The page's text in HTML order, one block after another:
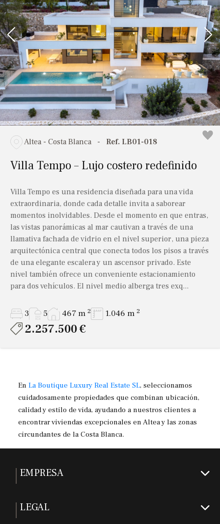
Altea - Costa Blanca - Ref. LB01-018
Villa Tempo – Lujo costero redefinido
Villa Tempo es una residencia diseñada para una vida
extraordinaria, donde cada detalle invita a saborear
momentos inolvidables. Desde el momento en que entras,
las vistas panorámicas al mar cautivan a través de una
llamativa fachada de vidrio en el nivel superior, una pieza
arquitectónica central que conecta todos los pisos a través
de una elegante escalera y un ascensor privado. Este
nivel también ofrece un conveniente estacionamiento
para dos vehículos. El nivel medio alberga tres exq...
3 5 467 m 2 1.046 m 2
2.257.500 €
EnLa Boutique Luxury Real Estate SL, seleccionamos
cuidadosamente propiedades que combinan ubicación,
calidad y estilo de vida, ayudando a nuestros clientes a
encontrar viviendas excepcionales en Altea y las zonas
circundantes de la Costa Blanca.
EMPRESA
LEGAL